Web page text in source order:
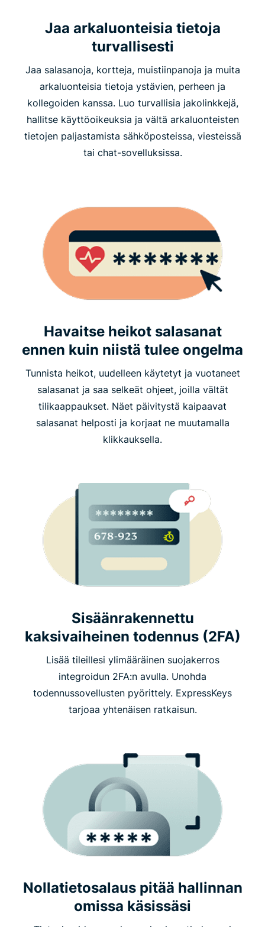
Jaa arkaluonteisia tietoja
turvallisesti
Jaa salasanoja, kortteja, muistiinpanoja ja muita
arkaluonteisia tietoja ystävien, perheen ja
kollegoiden kanssa. Luo turvallisia jakolinkkejä,
hallitse käyttöoikeuksia ja vältä arkaluonteisten
tietojen paljastamista sähköposteissa, viesteissä
tai chat-sovelluksissa.
Havaitse heikot salasanat
ennen kuin niistä tulee ongelma
Tunnista heikot, uudelleen käytetyt ja vuotaneet
salasanat ja saa selkeät ohjeet, joilla vältät
tilikaappaukset. Näet päivitystä kaipaavat
salasanat helposti ja korjaat ne muutamalla
klikkauksella.
Sisäänrakennettu
kaksivaiheinen todennus (2FA)
Lisää tileillesi ylimääräinen suojakerros
integroidun 2FA:n avulla. Unohda
todennussovellusten pyörittely. ExpressKeys
tarjoaa yhtenäisen ratkaisun.
Nollatietosalaus pitää hallinnan
omissa käsissäsi